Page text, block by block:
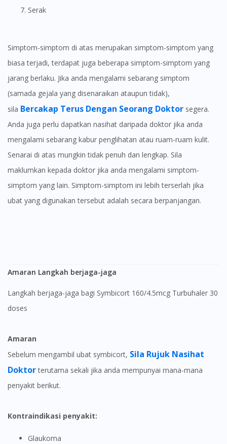
serak
Simptom-simptom di atas merupakan simptom-simptom yang
biasa terjadi, terdapat juga beberapa simptom-simptom yang
jarang berlaku. Jika anda mengalami sebarang simptom
(samada gejala yang disenaraikan ataupun tidak),
sila Bercakap Terus Dengan Seorang Doktor segera.
Anda juga perlu dapatkan nasihat daripada doktor jika anda
mengalami sebarang kabur penglihatan atau ruam-ruam kulit.
Senarai di atas mungkin tidak penuh dan lengkap. Sila
maklumkan kepada doktor jika anda mengalami simptom-
simptom yang lain. Simptom-simptom ini lebih terserlah jika
ubat yang digunakan tersebut adalah secara berpanjangan.
Amaran Langkah berjaga-jaga
Langkah berjaga-jaga bagi Symbicort 160/4.5mcg Turbuhaler 30
doses
Amaran
Sebelum mengambil ubat symbicort, Sila Rujuk Nasihat
Doktorterutama sekali jika anda mempunyai mana-mana
penyakit berikut.
Kontraindikasi penyakit:
Glaukoma